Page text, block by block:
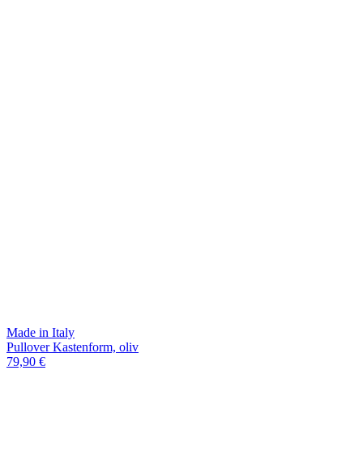
Made in Italy
Pullover Kastenform, oliv
79,90 €